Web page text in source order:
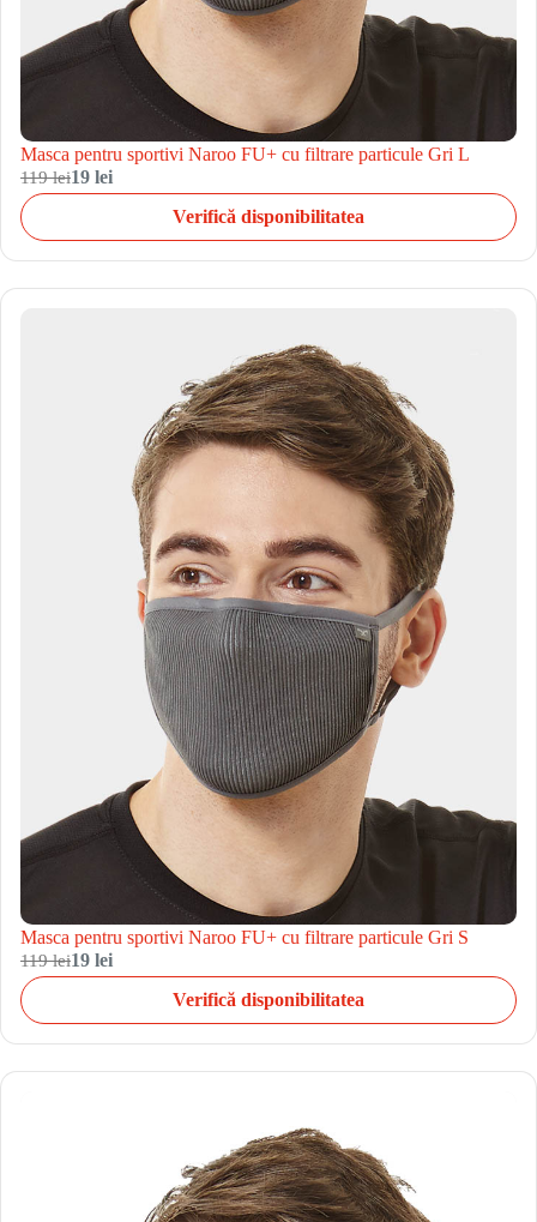
Masca pentru sportivi Naroo FU+ cu filtrare particule Gri L
119 lei19 lei
Verifică disponibilitatea
Masca pentru sportivi Naroo FU+ cu filtrare particule Gri S
119 lei19 lei
Verifică disponibilitatea